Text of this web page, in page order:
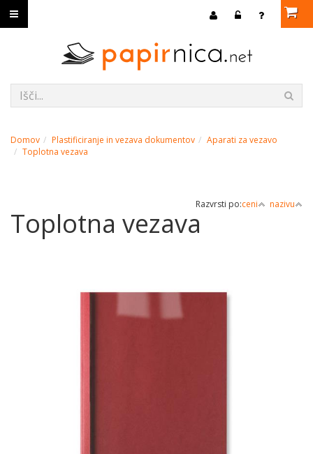
Domov Plastificiranje in vezava dokumentov
Aparati za vezavo
Toplotna vezava
Razvrsti po:ceni nazivu
Toplotna vezava